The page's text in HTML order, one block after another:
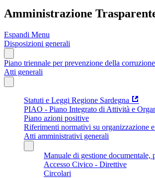
Amministrazione
Espandi Menu
Disposizioni generali
Piano triennale per prevenzione della
Atti generali
Statuti e Leggi Regione Sardegna
PIAO - Piano Integrato di Attività e
Piano azioni positive
Riferimenti normativi su organizzazione
Atti amministrativi generali
Manuale di gestione
Accesso Civico - Direttive
Circolari